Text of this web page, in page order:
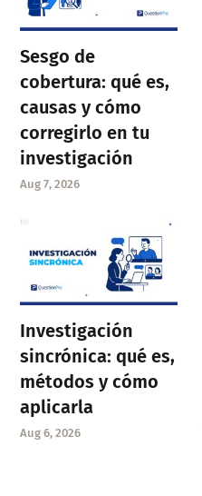
Sesgo de
cobertura: qué es,
causas y cómo
corregirlo en tu
investigación
Aug 7, 2026
Investigación
sincrónica: qué es,
métodos y cómo
aplicarla
Aug 6, 2026